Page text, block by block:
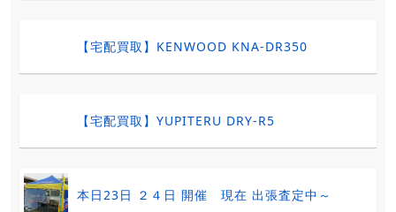
【宅配買取】KENWOOD KNA-DR350
【宅配買取】YUPITERU DRY-R5
本日23日 ２４日 開催 現在 出張査定中～